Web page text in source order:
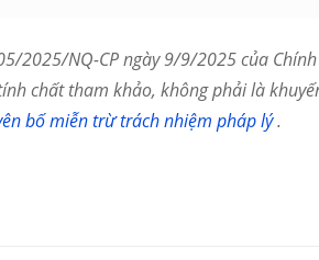
2025/NQ-CP ngày 9/9/2025 của
chất tham khảo, không phải là
bố miễn trừ trách nhiệm pháp lý.